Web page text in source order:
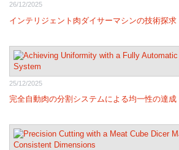
26/12/2025
インテリジェント肉ダイサーマシンの技術探求
25/12/2025
完全自動肉の分割システムによる均一性の達成